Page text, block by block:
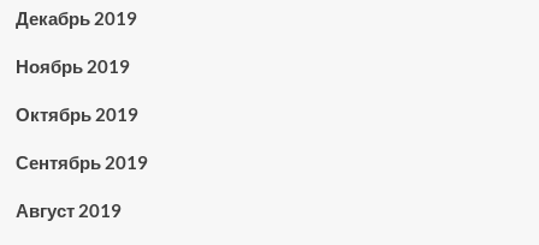
Декабрь 2019
Ноябрь 2019
Октябрь 2019
Сентябрь 2019
Август 2019